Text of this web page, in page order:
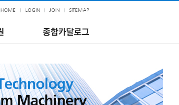
HOME LOGIN JOIN SITEMAP